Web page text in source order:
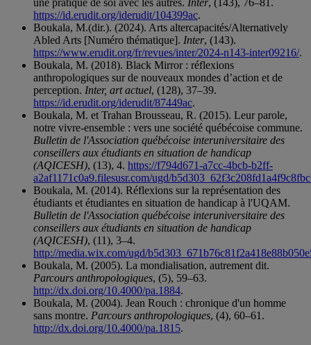
une pratique de soi avec les autres. Inter, (143), 76–81.
https://id.erudit.org/iderudit/104399ac.
Boukala, M.(dir.). (2024). Arts altercapacités/Alternatively
Abled Arts [Numéro thématique]. Inter, (143).
https://www.erudit.org/fr/revues/inter/2024-n143-inter09216/.
Boukala, M. (2018). Black Mirror : réflexions
anthropologiques sur de nouveaux mondes d’action et de
perception. Inter, art actuel, (128), 37–39.
https://id.erudit.org/iderudit/87449ac.
Boukala, M. et Trahan Brousseau, R. (2015). Leur parole,
notre vivre-ensemble : vers une société québécoise commune.
Bulletin de l'Association québécoise interuniversitaire des
conseillers aux étudiants en situation de handicap
(AQICESH), (13), 4. https://f794d671-a7cc-4bcb-b2ff-
a2af1171c0a9.filesusr.com/ugd/
Boukala, M. (2014). Réflexions sur la représentation des
étudiants et étudiantes en situation de handicap à l'UQAM.
Bulletin de l'Association québécoise interuniversitaire des
conseillers aux étudiants en situation de handicap
(AQICESH), (11), 3–4.
http://media.wix.com/ugd/
Boukala, M. (2005). La mondialisation, autrement dit.
Parcours anthropologiques, (5), 59–63.
http://dx.doi.org/10.4000/pa.1884.
Boukala, M. (2004). Jean Rouch : chronique d'un homme
sans montre. Parcours anthropologiques, (4), 60–61.
http://dx.doi.org/10.4000/pa.1815.